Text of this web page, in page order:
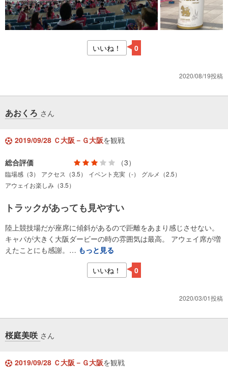
いいね！ 0
2020/08/19投稿
あおくろ さん
2019/09/28 Ｃ大阪－Ｇ大阪を観戦
総合評価 （3）
臨場感（3） アクセス（3.5） イベント充実（-）
グルメ（2.5）
アウェイお楽しみ（3.5）
トラックがあっても見やすい
陸上競技場だが座席に傾斜があるので距離をあまり感じさせない。
キャパが大きく大阪ダービーの時の雰囲気は最高。 アウェイ席が増
えたことにも感謝。… もっと見る
いいね！
0
2020/03/01投稿
桜庭美咲 さん
2019/09/28 Ｃ大阪－Ｇ大阪を観戦